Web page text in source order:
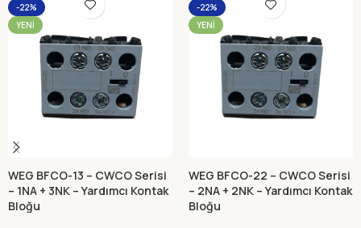
-22%
YENI
WEG BFCO-13 – CWCO Serisi
– 1NA + 3NK – Yardımcı Kontak
Bloğu
-22%
YENI
WEG BFCO-22 – CWCO Serisi
– 2NA + 2NK – Yardımcı Kontak
Bloğu